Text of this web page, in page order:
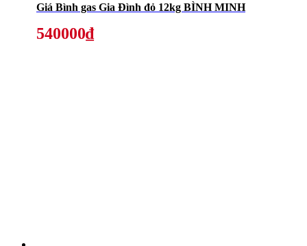
Giá Bình gas Gia Đình đỏ 12kg BÌNH MINH
540000₫